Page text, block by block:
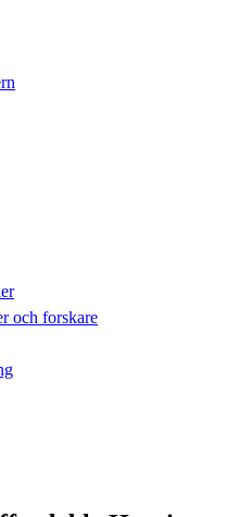
och forskare